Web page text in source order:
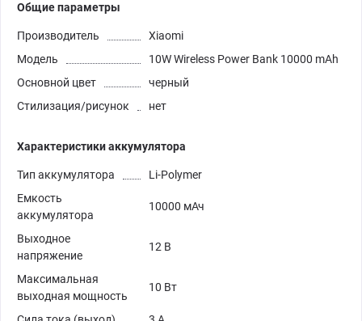
Общие параметры
Производитель
Xiaomi
Модель
10W Wireless Power Bank 10000 mAh
Основной цвет
черный
Стилизация/рисунок
нет
Характеристики аккумулятора
Тип аккумулятора
Li-Polymer
Емкость
аккумулятора
10000 мАч
Выходное
напряжение
12 В
Максимальная
выходная мощность
10 Вт